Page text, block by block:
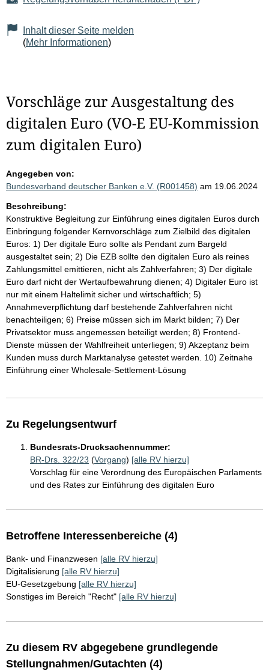
Inhalt dieser Seite melden
(Mehr Informationen)
Vorschläge zur Ausgestaltung des
digitalen Euro (VO-E EU-Kommission
zum digitalen Euro)
Angegeben von:
Bundesverband deutscher Banken e.V. (R001458) am 19.06.2024
Beschreibung:
Konstruktive Begleitung zur Einführung eines digitalen Euros durch
Einbringung folgender Kernvorschläge zum Zielbild des digitalen
Euros: 1) Der digitale Euro sollte als Pendant zum Bargeld
ausgestaltet sein; 2) Die EZB sollte den digitalen Euro als reines
Zahlungsmittel emittieren, nicht als Zahlverfahren; 3) Der digitale
Euro darf nicht der Wertaufbewahrung dienen; 4) Digitaler Euro ist
nur mit einem Haltelimit sicher und wirtschaftlich; 5)
Annahmeverpflichtung darf bestehende Zahlverfahren nicht
benachteiligen; 6) Preise müssen sich im Markt bilden; 7) Der
Privatsektor muss angemessen beteiligt werden; 8) Frontend-
Dienste müssen der Wahlfreiheit unterliegen; 9) Akzeptanz beim
Kunden muss durch Marktanalyse getestet werden. 10) Zeitnahe
Einführung einer Wholesale-Settlement-Lösung
Zu Regelungsentwurf
Bundesrats-Drucksachennummer:
BR-Drs. 322/23 (Vorgang) [alle RV hierzu]
Vorschlag für eine Verordnung des Europäischen Parlaments
und des Rates zur Einführung des digitalen Euro
Betroffene Interessenbereiche (4)
Bank- und Finanzwesen [alle RV hierzu]
Digitalisierung [alle RV hierzu]
EU-Gesetzgebung [alle RV hierzu]
Sonstiges im Bereich "Recht" [alle RV hierzu]
Zu diesem RV abgegebene grundlegende
Stellungnahmen/Gutachten (4)